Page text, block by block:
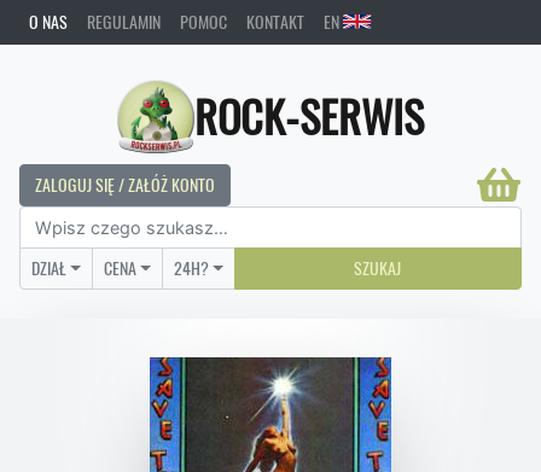
O NAS REGULAMIN POMOC KONTAKT EN
ROCK-SERWIS
ZALOGUJ SIĘ / ZAŁÓŻ KONTO
DZIAŁ CENA 24H? SZUKAJ